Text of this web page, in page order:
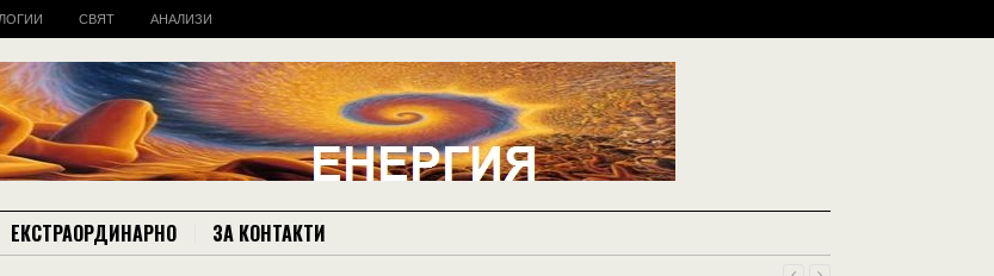
СВЯТ АНАЛИЗИ
ЕКСТРАОРДИНАРНО ЗА КОНТАКТИ